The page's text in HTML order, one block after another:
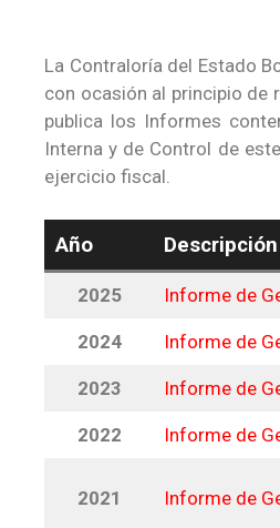
La Contraloría del Estado
con ocasión al principio de
publica los Informes
Interna y de Control de
ejercicio fiscal.
Año Descripción
2025 Informe de
2024 Informe de
2023 Informe de
2022 Informe de
2021 Informe de